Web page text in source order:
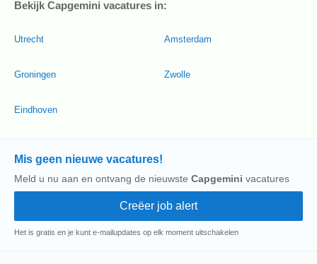
Bekijk Capgemini vacatures in:
Utrecht
Groningen
Eindhoven
Amsterdam
Zwolle
Mis geen nieuwe vacatures!
Meld u nu aan en ontvang de nieuwste Capgemini vacatures
Het is gratis en je kunt e-mailupdates op elk moment uitschakelen